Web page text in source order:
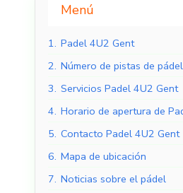
Menú
1. Padel 4U2 Gent
2. Número de pistas de
3. Servicios Padel 4U2 Gent
4. Horario de apertura de
5. Contacto Padel 4U2 Gent
6. Mapa de ubicación
7. Noticias sobre el pádel